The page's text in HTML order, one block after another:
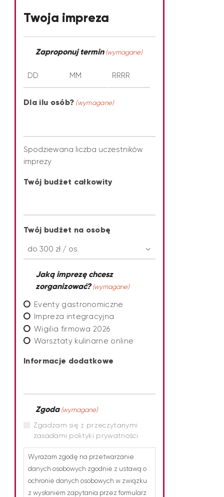
Twoja impreza
Zaproponuj termin (wymagane)
Dla ilu osób? (wymagane)
Spodziewana liczba uczestników
imprezy
Twój budżet całkowity
Twój budżet na osobę
Jaką imprezę chcesz
zorganizować? (wymagane)
Eventy gastronomiczne
Impreza integracyjna
Wigilia firmowa 2026
Warsztaty kulinarne online
Informacje dodatkowe
Zgoda (wymagane)
Zgadzam się z przeczytanymi
zasadami polityki prywatności.
Wyrażam zgodę na przetwarzanie
danych osobowych zgodnie z ustawą o
ochronie danych osobowych w związku
z wysłaniem zapytania przez formularz